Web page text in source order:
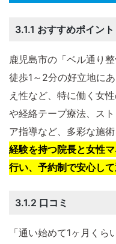
3.1.1 おすすめポイント
鹿児島市の「ベル通り
徒歩1～2分の好立地に
え性など、特に働く女
や経絡テープ療法、ス
ア指導など、多彩な施術
経験を持つ院長と女性
行い、予約制で安心して
3.1.2 口コミ
「通い始めて1ヶ月く